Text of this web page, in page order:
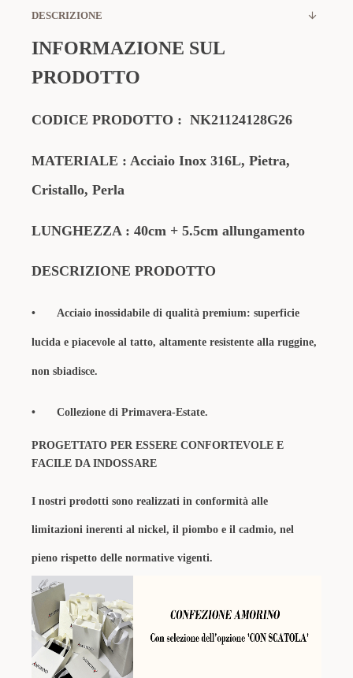
DESCRIZIONE
INFORMAZIONE SUL
PRODOTTO
CODICE PRODOTTO : NK21124128G26
MATERIALE : Acciaio Inox 316L, Pietra,
Cristallo, Perla
LUNGHEZZA : 40cm + 5.5cm allungamento
DESCRIZIONE PRODOTTO
• Acciaio inossidabile di qualità premium: superficie
lucida e piacevole al tatto, altamente resistente alla ruggine,
non sbiadisce.
• Collezione di Primavera-Estate.
PROGETTATO PER ESSERE CONFORTEVOLE E
FACILE DA INDOSSARE
I nostri prodotti sono realizzati in conformità alle
limitazioni inerenti al nickel, il piombo e il cadmio, nel
pieno rispetto delle normative vigenti.